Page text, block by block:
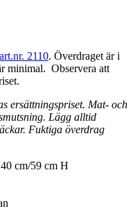
art.nr. 2110. Överdraget är i
minimal. Observera att
ersättningspriset. Mat- och
Lägg alltid
Fuktiga överdrag
cm/59 cm H